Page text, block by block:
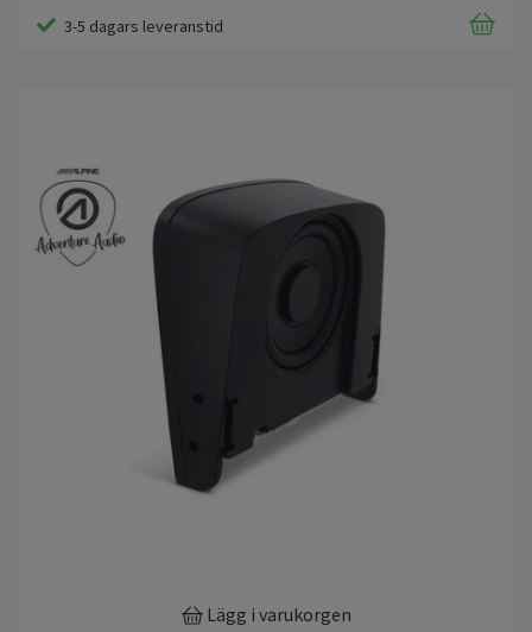
3-5 dagars leveranstid
Lägg i varukorgen